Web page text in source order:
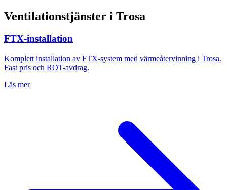
Ventilationstjänster i Trosa
FTX-installation
Komplett installation av FTX-system med värmeåtervinning i Trosa.
Fast pris och ROT-avdrag.
Läs mer